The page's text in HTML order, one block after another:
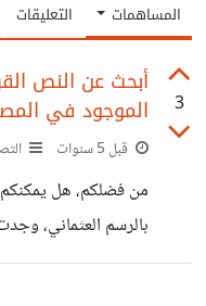
المساهمات التعليقات
3
أبحث عن النص
الموجود في
قبل 5 سنوات
من فضلكم، هل
بالرسم العثماني،
dev#haf